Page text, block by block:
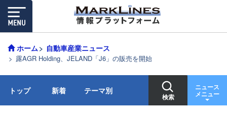
ホーム 自動車産業ニュース
露AGR Holding、JELAND「J6」の販売を開始
トップ 新着 テーマ別
検索
ニュース
メニュー